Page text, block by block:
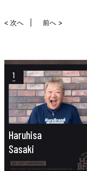
< 次へ 前へ >
Haruhisa
Sasaki
1